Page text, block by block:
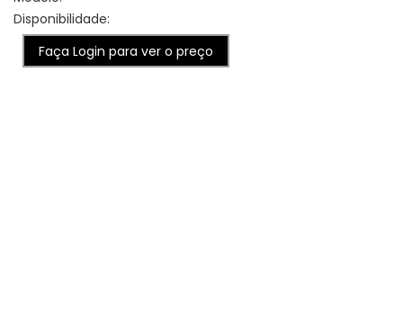
Disponibilidade:
Faça Login para ver o preço